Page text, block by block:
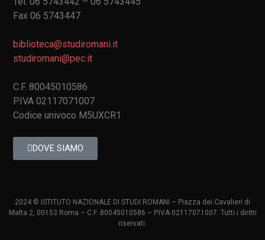
Fax 06 5743447
biblioteca@studiromani.it
studiromani@pec.it
C.F. 80045010586
P.IVA 02117071007
Codice univoco M5UXCR1
DOVE SIAMO
2024 © ISTITUTO NAZIONALE DI STUDI ROMANI – Piazza dei Cavalieri di
Malta 2, 00153 Roma – C.F. 80045010586 – P.IVA 02117071007. Tutti i diritti
riservati.